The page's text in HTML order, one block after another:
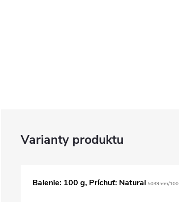
Balenie: 100 g, Príchuť: Natural 5039566/100